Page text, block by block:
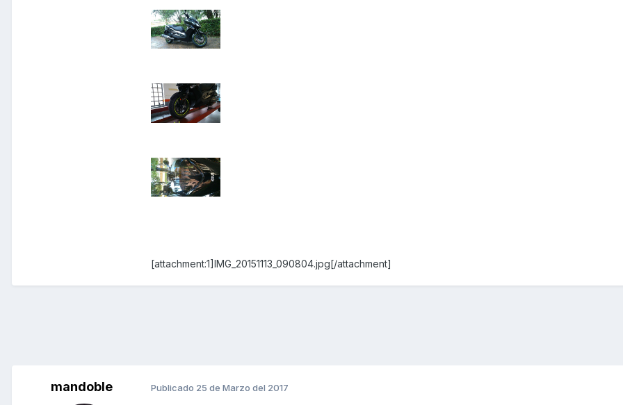
[attachment:1]IMG_20151113_090804.jpg[/attachment]
mandoble Publicado 25 de Marzo del 2017